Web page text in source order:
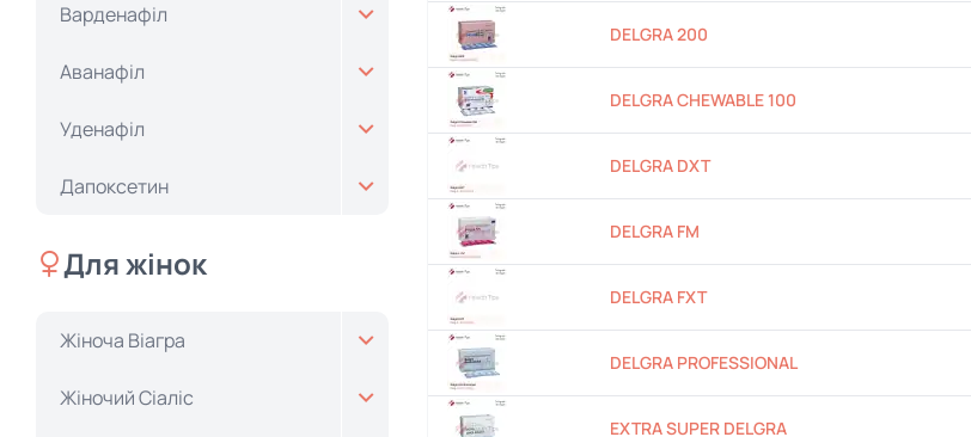
Варденафіл
Аванафіл
Уденафіл
Дапоксетин
Для жінок
Жіноча Віагра
Жіночий Cіаліс
DELGRA 200
DELGRA CHEWABLE 100
DELGRA DXT
DELGRA FM
DELGRA FXT
DELGRA PROFESSIONAL
EXTRA SUPER DELGRA